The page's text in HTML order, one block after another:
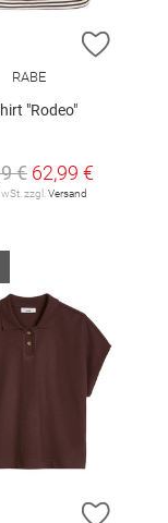
HINZUFÜGEN
ZUR
RABE
"Rodeo"
€ 62,99 €
zzgl. Versand
HINZUFÜGEN
ZUR